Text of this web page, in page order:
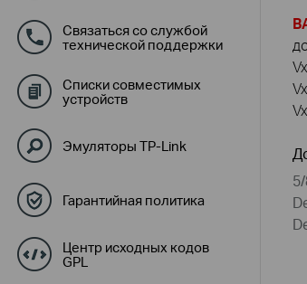
Связаться со службой
технической поддержки
Списки совместимых
устройств
Эмуляторы TP-Link
Гарантийная политика
Центр исходных кодов
GPL